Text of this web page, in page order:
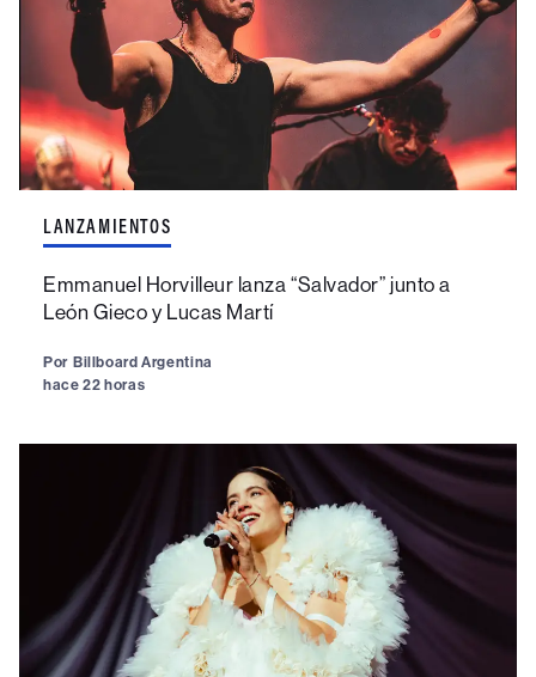
LANZAMIENTOS
Emmanuel Horvilleur lanza “Salvador” junto a
León Gieco y Lucas Martí
Por Billboard Argentina
hace 22 horas